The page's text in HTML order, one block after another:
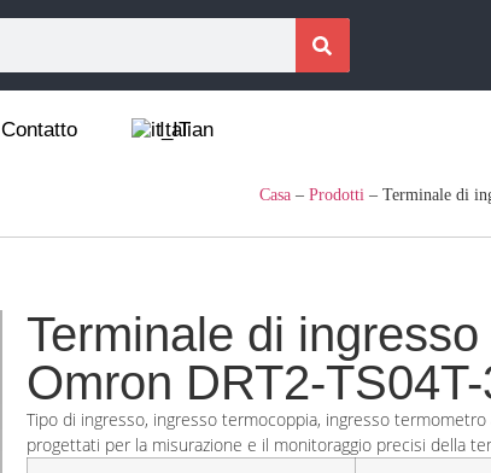
Contatto Italian
Casa – Prodotti – Terminale di
Terminale di
Omron DRT2-
Tipo di ingresso, ingresso termocoppia, ingresso
progettati per la misurazione e il monitoraggio precisi della